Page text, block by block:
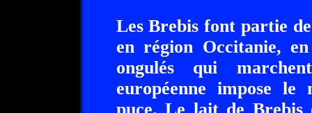
Les Brebis font partie
en région Occitanie,
ongulés qui
européenne impose le